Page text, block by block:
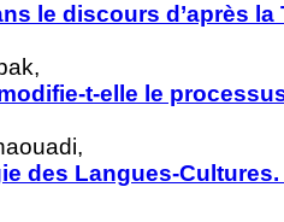
le discours d’après
t-elle le
des Langues-